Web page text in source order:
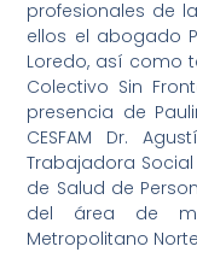
profesionales de
ellos el abogado
Loredo, así como
Colectivo Sin
presencia de
CESFAM Dr.
Trabajadora
de Salud de
del área de
Metropolitano Norte